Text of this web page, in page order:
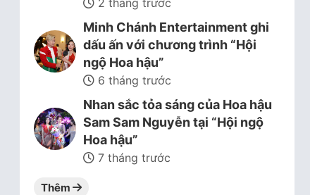
2 tháng trước
Minh Chánh Entertainment ghi
dấu ấn với chương trình “Hội
ngộ Hoa hậu”
6 tháng trước
Nhan sắc tỏa sáng của Hoa hậu
Sam Sam Nguyễn tại “Hội ngộ
Hoa hậu”
7 tháng trước
Thêm